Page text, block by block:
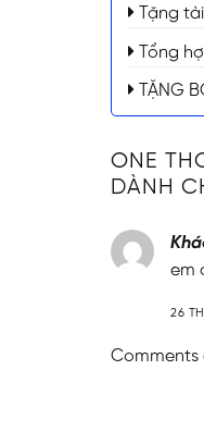
Tặng
Tổng
TẶNG
ONE
DÀNH
em
26
Comments